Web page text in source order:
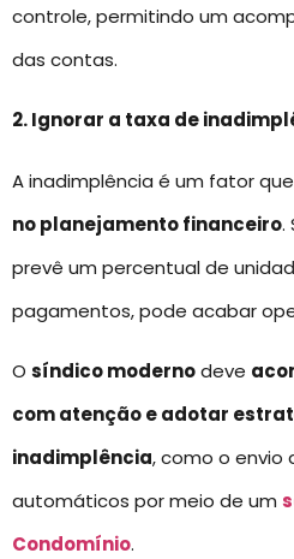
controle, permitindo um
das contas.
2. Ignorar a taxa de
A inadimplência é um fator
no planejamento financeiro.
prevê um percentual de
pagamentos, pode acabar
O síndico modernodeve
com atenção e adotar
inadimplência, como o envio
automáticos por meio de um
Condomínio.